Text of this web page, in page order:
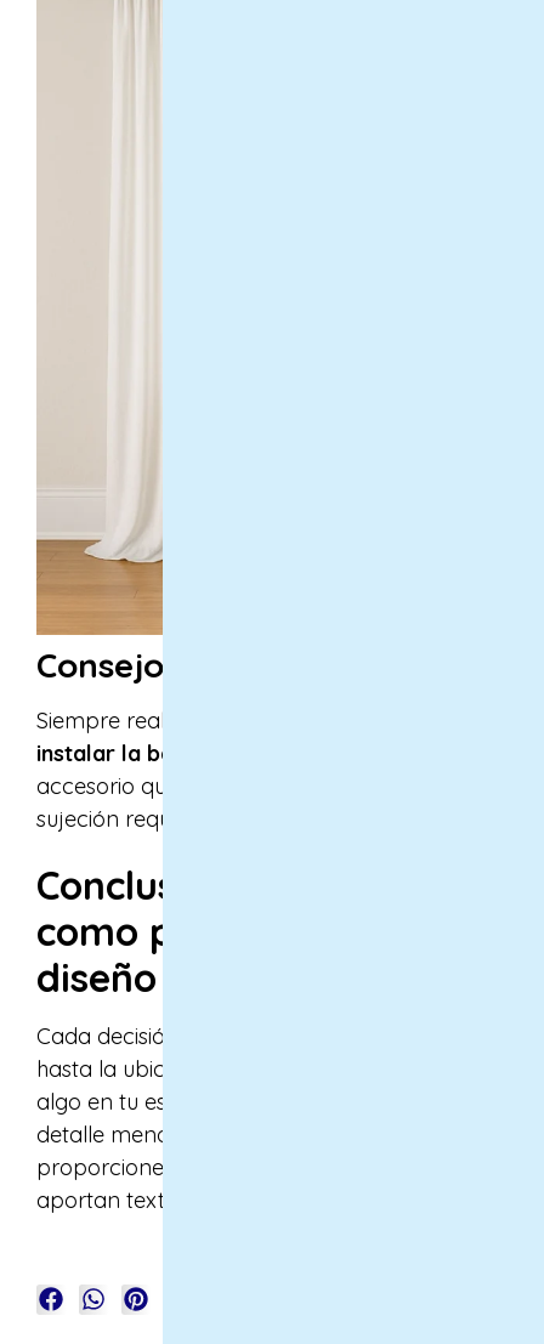
Consejo profesional:
Siempre realiza una
instalar la barra
accesorio que usarás. Cada sistema de
sujeción requiere su propio ajuste.
Conclusión: Las cortinas
como pieza clave del
diseño interior
Cada decisión, desde el estilo de confección
hasta la ubicación de la barra, comunica
algo en tu espacio. Las cortinas no son un
detalle menor: ayudan a equilibrar
proporciones, definen la paleta de color,
aportan textura y completan el diseño.